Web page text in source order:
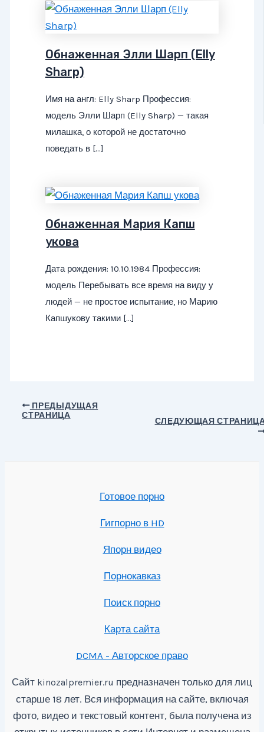
Обнаженная Элли Шарп (Elly
Sharp)
Имя на англ: Elly Sharp Профессия:
модель Элли Шарп (Elly Sharp) — такая
милашка, о которой не достаточно
поведать в […]
Обнаженная Мария Капш
укова
Дата рождения: 10.10.1984 Профессия:
модель Перебывать все время на виду у
людей — не простое испытание, но Марию
Капшукову такими […]
Навигация
ПРЕДЫДУЩАЯ
СТРАНИЦА
СЛЕДУЮЩАЯ
Готовое порно
Гигпорно в HD
Япорн видео
Порнокавказ
Поиск порно
Карта сайта
DCMA - Авторское право
Сайт kinozalpremier.ru предназначен только для лиц
старше 18 лет. Вся информация на сайте, включая
фото, видео и текстовый контент, была получена из